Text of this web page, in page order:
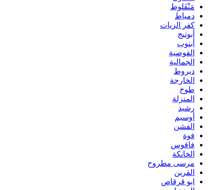
مَنْفَلوط
دمياط
كفر الزيات
أبوتيج
أبنوب
القوصية
الجمالية
ديروط
الخارجة
طوخ
المنزلة
رشيد
أوسيم
الفشن
فوة
فاقوس
الخانكة
مرسى مطروح
القرين
ابو قرقاص